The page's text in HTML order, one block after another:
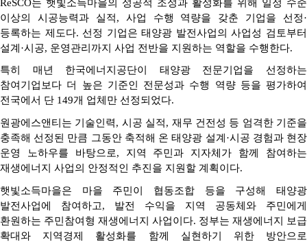
ReSCO는 햇빛소득마을의 성공적 조성과 활성화를 위해 일정 수준
이상의 시공능력과 실적, 사업 수행 역량을 갖춘 기업을 선정·
등록하는 제도다.선정 기업은 태양광 발전사업의 사업성 검토부터
설계 ·시공, 운영관리까지 사업 전반을 지원하는 역할을 수행한다.
특히 매년 한국에너지공단이 태양광 전문기업을 선정하는
참여기업보다 더 높은 기준인 전문성과 수행 역량 등을 평가하여
전국에서 단 149개 업체만 선정되었다.
원광에스앤티는 기술인력, 시공 실적, 재무 건전성 등 엄격한 기준을
충족해 선정된 만큼 그동안 축적해 온 태양광 설계 ·시공 경험과 현장
운영 노하우를 바탕으로, 지역 주민과 지자체가 함께 참여하는
재생에너지 사업의 안정적인 추진을 지원할 계획이다.
햇빛소득마을은 마을 주민이 협동조합 등을 구성해 태양광
발전사업에 참여하고, 발전 수익을 지역 공동체와 주민에게
환원하는 주민참여형 재생에너지 사업이다. 정부는 재생에너지 보급
확대와 지역경제 활성화를 함께 실현하기 위한 방안으로